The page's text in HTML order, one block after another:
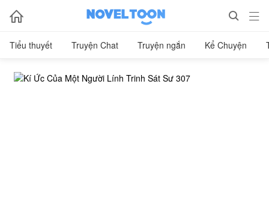
  
Tiểu thuyết Truyện Chat Truyện ngắn Kể Chuyện